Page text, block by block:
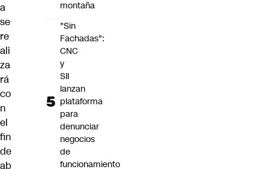
a
se
re
ali
za
rá
co
n
el
fin
de
ab
montaña
"Sin
Fachadas":
CNC
y
SII
lanzan
plataforma
para
denunciar
negocios
de
funcionamiento